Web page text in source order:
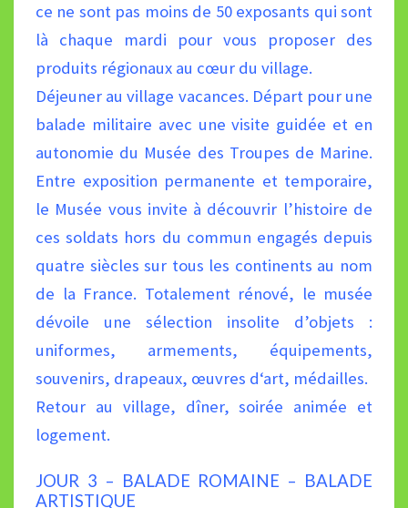
ce ne sont pas moins de 50 exposants qui sont
là chaque mardi pour vous proposer des
produits régionaux au cœur du village.
Déjeuner au village vacances. Départ pour une
balade militaire avec une visite guidée et en
autonomie du Musée des Troupes de Marine.
Entre exposition permanente et temporaire,
le Musée vous invite à découvrir l’histoire de
ces soldats hors du commun engagés depuis
quatre siècles sur tous les continents au nom
de la France. Totalement rénové, le musée
dévoile une sélection insolite d’objets :
uniformes, armements, équipements,
souvenirs, drapeaux, œuvres d‘art, médailles.
Retour au village, dîner, soirée animée et
logement.
JOUR 3 – BALADE ROMAINE – BALADE
ARTISTIQUE